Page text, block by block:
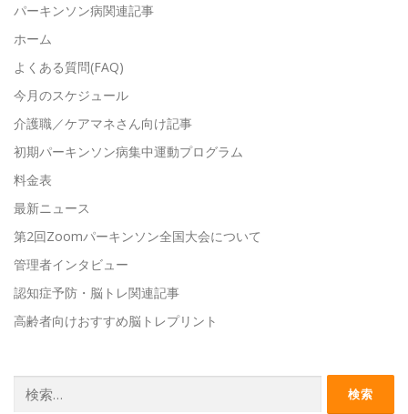
パーキンソン病関連記事
ホーム
よくある質問(FAQ)
今月のスケジュール
介護職／ケアマネさん向け記事
初期パーキンソン病集中運動プログラム
料金表
最新ニュース
第2回Zoomパーキンソン全国大会について
管理者インタビュー
認知症予防・脳トレ関連記事
高齢者向けおすすめ脳トレプリント
索: